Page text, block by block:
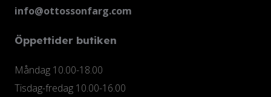
info@ottossonfarg.com
Öppettider butiken
Måndag 10.00-18.00
Tisdag-fredag 10.00-16.00